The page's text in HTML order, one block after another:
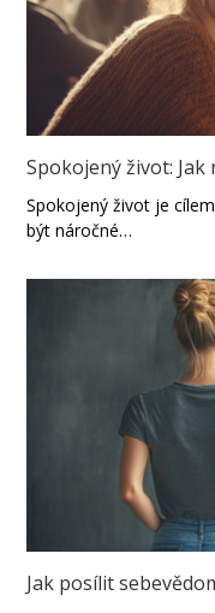
Spokojený život:
Spokojený život je
být náročné…
Jak posílit